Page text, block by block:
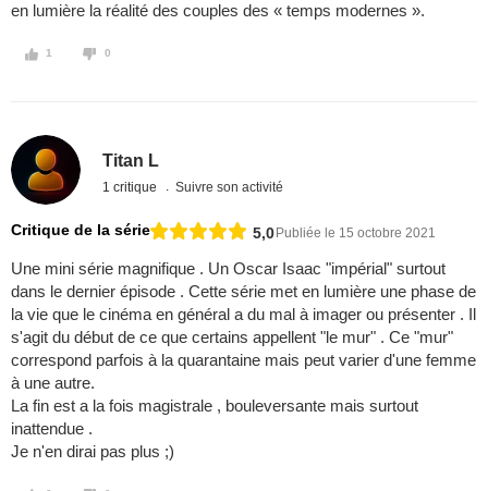
en lumière la réalité des couples des « temps modernes ».
1 0
Titan L
1 critique Suivre son activité
Critique de la série 5,0 Publiée le 15 octobre 2021
Une mini série magnifique . Un Oscar Isaac "impérial" surtout
dans le dernier épisode . Cette série met en lumière une phase de
la vie que le cinéma en général a du mal à imager ou présenter . Il
s'agit du début de ce que certains appellent "le mur" . Ce "mur"
correspond parfois à la quarantaine mais peut varier d'une femme
à une autre.
La fin est a la fois magistrale , bouleversante mais surtout
inattendue .
Je n'en dirai pas plus ;)